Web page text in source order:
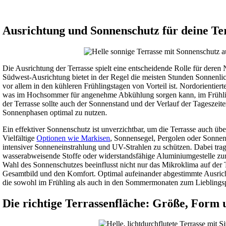
Ausrichtung und Sonnenschutz für deine
Die Ausrichtung der Terrasse spielt eine entscheidende Rolle für
Südwest-Ausrichtung bietet in der Regel die meisten Stunden
vor allem in den kühleren Frühlingstagen von Vorteil ist.
was im Hochsommer für angenehme Abkühlung sorgen kann, im
der Terrasse sollte auch der Sonnenstand und der Verlauf der
Sonnenphasen optimal zu nutzen.
Ein effektiver Sonnenschutz ist unverzichtbar, um die Terrasse auch
Vielfältige Optionen wie Markisen, Sonnensegel, Pergolen oder
intensiver Sonneneinstrahlung und UV-Strahlen zu schützen. Dabei
wasserabweisende Stoffe oder widerstandsfähige Aluminiumgestelle
Wahl des Sonnenschutzes beeinflusst nicht nur das Mikroklima auf der
Gesamtbild und den Komfort. Optimal aufeinander abgestimmte
die sowohl im Frühling als auch in den Sommermonaten zum
Die richtige Terrassenfläche: Größe, Form